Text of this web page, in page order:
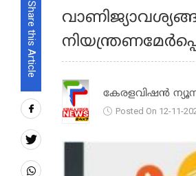
Share this Article
കേരളവിഷൻ
Posted On 12-11-